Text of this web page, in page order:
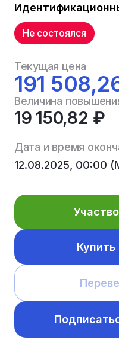
Не состоялся
Текущая цена
191
Величина
19 150,82 ₽
Дата и время
12.08.2025, 00:00
Купить